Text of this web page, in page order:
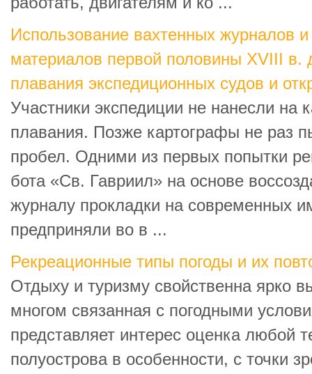
Использование вахтенных журналов
материалов первой половины XVIII в.
плавания экспедиционных судов и
Участники экспедиции не нанесли на
плавания. Позже картографы не раз
пробел. Одними из первых попытки
бота «Св. Гавриил» на основе
журналу прокладки на современных
предприняли во в ...
Рекреационные типы погоды и их
Отдыху и туризму свойственна ярко
многом связанная с погодными
представляет интерес оценка любой
полуострова в особенности, с точки